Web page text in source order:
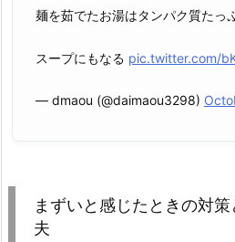
麺を茹でたお湯はタンパク質たっ
スープにもなる pic.twitter.com/
— dmaou (@daimaou3298)
まずいと感じたときの対
夫